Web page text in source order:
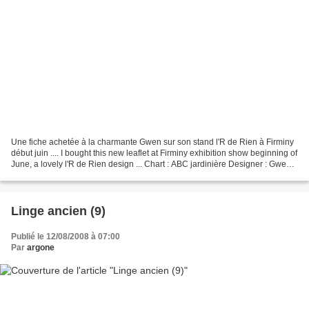
Une fiche achetée à la charmante Gwen sur son stand l'R de Rien à Firminy
début juin .... I bought this new leaflet at Firminy exhibition show beginning of
June, a lovely l'R de Rien design ... Chart : ABC jardinière Designer : Gwen
Linge ancien (9)
Publié le 12/08/2008 à 07:00
Par argone